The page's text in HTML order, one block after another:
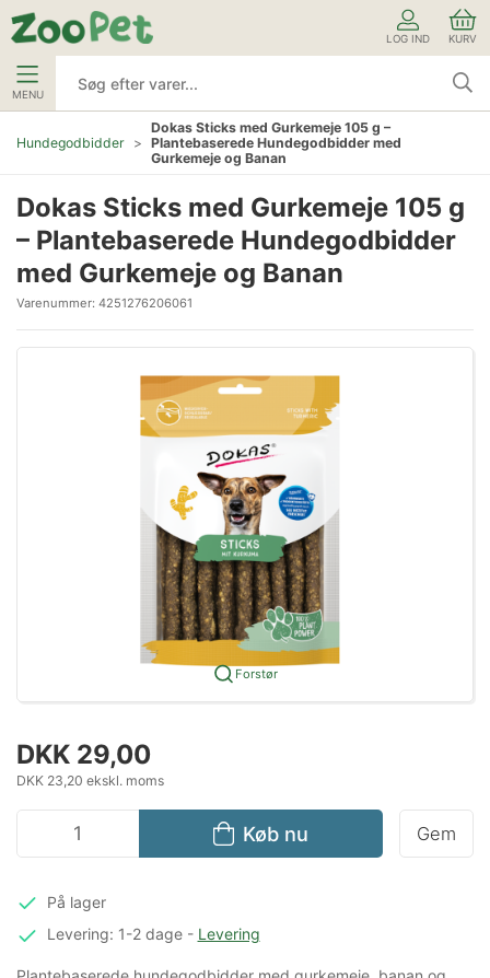
LOG IND KURV
MENU
Hundegodbidder
Dokas Sticks med Gurkemeje 105 g –
Plantebaserede Hundegodbidder med
Gurkemeje og Banan
Dokas Sticks med Gurkemeje 105 g
– Plantebaserede Hundegodbidder
med Gurkemeje og Banan
Varenummer: 4251276206061
Forstør
DKK 29,00
DKK 23,20 ekskl. moms
Køb nu Gem
På lager
Levering: 1-2 dage- Levering